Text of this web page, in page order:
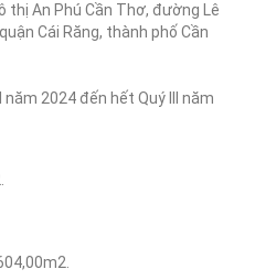
thị An Phú Cần Thơ, đường Lê
Cái Răng, thành phố Cần
2024 đến hết Quý III năm